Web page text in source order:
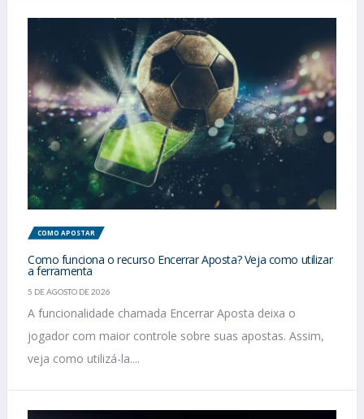
COMO APOSTAR
Como funciona o recurso Encerrar Aposta? Veja como utilizar
a ferramenta
5 DE AGOSTO DE 2026
A funcionalidade chamada Encerrar Aposta deixa o
jogador com maior controle sobre suas apostas. Assim,
veja como utilizá-la....